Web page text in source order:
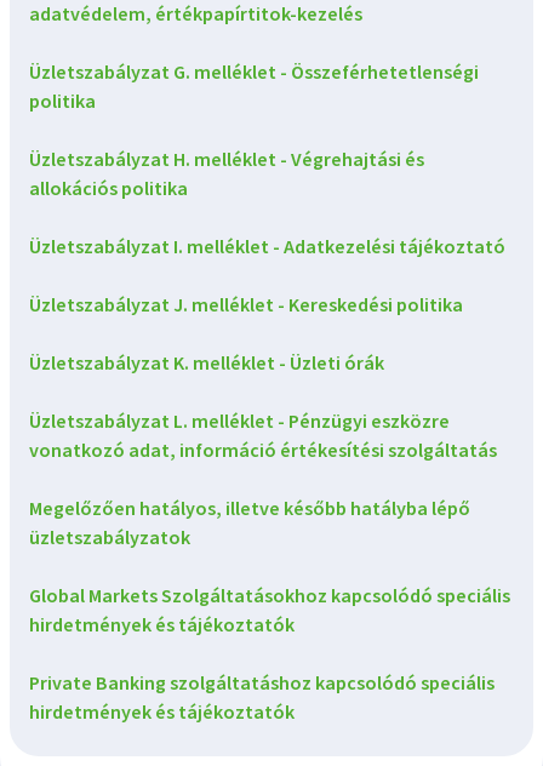
adatvédelem, értékpapírtitok-kezelés
Üzletszabályzat G. melléklet - Összeférhetetlenségi
politika
Üzletszabályzat H. melléklet - Végrehajtási és
allokációs politika
Üzletszabályzat I. melléklet - Adatkezelési tájékoztató
Üzletszabályzat J. melléklet - Kereskedési politika
Üzletszabályzat K. melléklet - Üzleti órák
Üzletszabályzat L. melléklet - Pénzügyi eszközre
vonatkozó adat, információ értékesítési szolgáltatás
Megelőzően hatályos, illetve később hatályba lépő
üzletszabályzatok
Global Markets Szolgáltatásokhoz kapcsolódó speciális
hirdetmények és tájékoztatók
Private Banking szolgáltatáshoz kapcsolódó speciális
hirdetmények és tájékoztatók